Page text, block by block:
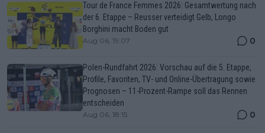
Tour de France Femmes 2026: Gesamtwertung nach
der 6. Etappe – Reusser verteidigt Gelb, Longo
Borghini macht Boden gut
Aug 06, 19:07 0
Polen-Rundfahrt 2026: Vorschau auf die 5. Etappe,
Profile, Favoriten, TV- und Online-Übertragung sowie
Prognosen – 11-Prozent-Rampe soll das Rennen
entscheiden
Aug 06, 18:15 0